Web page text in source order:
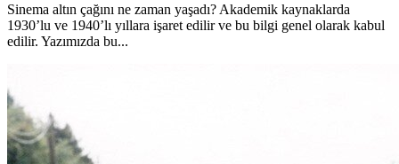
Sinema altın çağını ne zaman yaşadı? Akademik kaynaklarda
1930’lu ve 1940’lı yıllara işaret edilir ve bu bilgi genel olarak kabul
edilir. Yazımızda bu...